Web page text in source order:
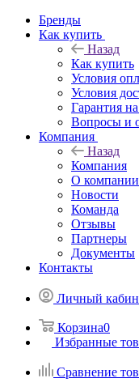
Бренды
Как купить
Назад
Как купить
Условия
Условия
Гарантия
Вопросы и
Компания
Назад
Компания
О компании
Новости
Команда
Отзывы
Партнеры
Документы
Контакты
Личный
Корзина0
Избранные
Сравнение